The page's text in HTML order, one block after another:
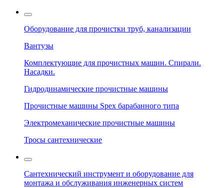
Оборудование для прочистки труб, канализации
Вантузы
Комплектующие для прочистных машин. Спирали.
Насадки.
Гидродинамические прочистные машины
Прочистные машины Spex барабанного типа
Электромеханические прочистные машины
Тросы сантехнические
Сантехнический инструмент и оборудование для
монтажа и обслуживания инженерных систем